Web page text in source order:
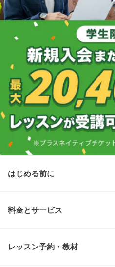
はじめる前に
料金とサービス
レッスン予約・教材